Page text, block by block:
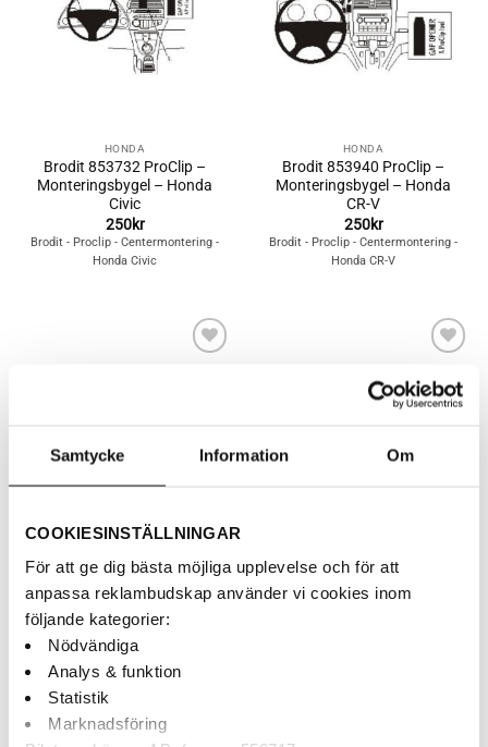
Samtycke Information Om
COOKIESINSTÄLLNINGAR
För att ge dig bästa möjliga upplevelse och för att
anpassa reklambudskap använder vi cookies inom
följande kategorier:
Nödvändiga
Analys & funktion
Statistik
Marknadsföring
HONDA
Brodit 853732 ProClip –
Monteringsbygel – Honda
Civic
250kr
Brodit - Proclip - Centermontering -
Honda Civic
HONDA
Brodit 853940 ProClip –
Monteringsbygel – Honda
CR-V
250kr
Brodit - Proclip - Centermontering -
Honda CR-V
Brodit 854193 ProClip –
Monteringsbygel – Honda
Accord
250kr
Brodit - Proclip - Centermontering -
önskelistan
Brodit 854319 ProClip –
Monteringsbygel – Honda
Jazz